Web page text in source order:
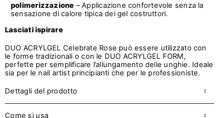
polimerizzazione – Applicazione confortevole senza la
sensazione di calore tipica dei gel costruttori.
Lasciati ispirare
DUO ACRYLGEL Celebrate Rose può essere utilizzato con
le forme tradizionali o con le DUO ACRYLGEL FORM,
perfette per semplificare l’allungamento delle unghie. Ideale
sia per le nail artist principianti che per le professioniste.
Dettagli del prodotto
Come si usa